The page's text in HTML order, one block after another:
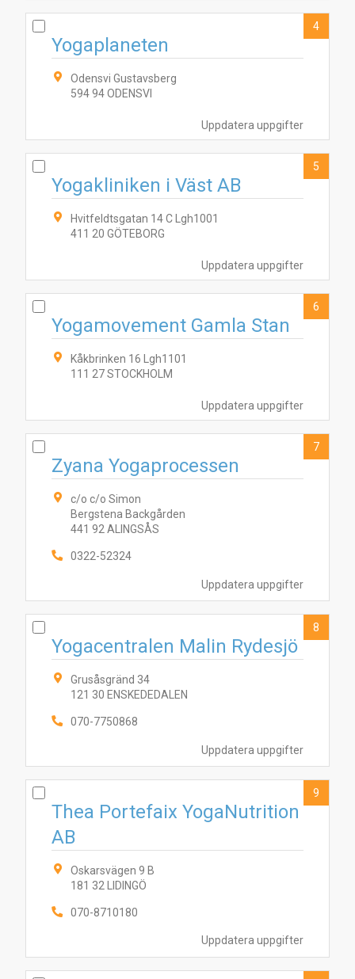
Uppdatera uppgifter
Yogaplaneten
Odensvi Gustavsberg
594 94 ODENSVI
4
Uppdatera uppgifter
Yogakliniken i Väst AB
Hvitfeldtsgatan 14 C Lgh1001
411 20 GÖTEBORG
5
Uppdatera uppgifter
Yogamovement Gamla Stan
Kåkbrinken 16 Lgh1101
111 27 STOCKHOLM
6
Uppdatera uppgifter
Zyana Yogaprocessen
c/o c/o Simon
Bergstena Backgården
441 92 ALINGSÅS
0322-52324
7
Uppdatera uppgifter
Yogacentralen Malin Rydesjö
Grusåsgränd 34
121 30 ENSKEDEDALEN
070-7750868
8
Uppdatera uppgifter
Thea Portefaix YogaNutrition
AB
Oskarsvägen 9 B
181 32 LIDINGÖ
070-8710180
9